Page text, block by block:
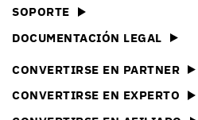
SOPORTE
DOCUMENTACIÓN LEGAL
CONVERTIRSE EN PARTNER
CONVERTIRSE EN EXPERTO